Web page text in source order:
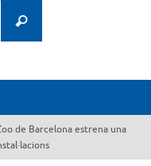
Search
de Barcelona estrena una